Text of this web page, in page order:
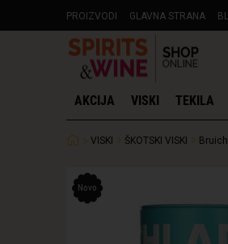
PROIZVODI GLAVNA STRANA
AKCIJA VISKI TEKILA
VISKI ŠKOTSKI VISKI
Novo